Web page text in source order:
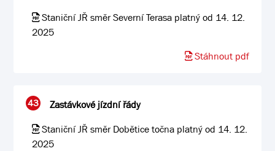
Staniční JŘ směr Severní Terasa platný od 14. 12.
2025
Stáhnout pdf
43
Zastávkové jízdní řády
Staniční JŘ směr Dobětice točna platný od 14. 12.
2025